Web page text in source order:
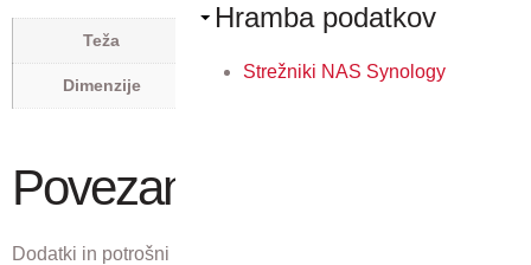
Hramba podatkov
Strežniki NAS Synology
Teža 0,527 kg
Dimenzije 0,113 × 0,336 × 0,14 m
Povezani izdelki
Dodatki in potrošni material, ki ustreza temu izdelku.